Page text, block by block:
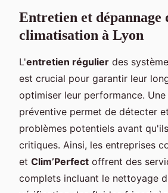
Entretien et dépannage
climatisation à Lyon
L'entretien régulier des
est crucial pour garantir leur
optimiser leur performance. Une
préventive permet de détecter
problèmes potentiels avant
critiques. Ainsi, les entreprises
et Clim’Perfect offrent des
complets incluant le nettoyage